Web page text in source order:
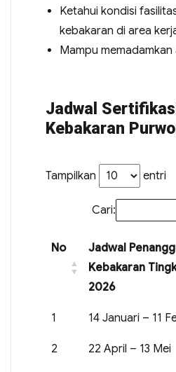
Ketahui kondisi
kebakaran di area
Mampu memadamkan
Jadwal
Kebakaran
Tampilkan entri
Cari:
No
Jadwal
Kebakaran
2026
1 14 Januari – 11
2 22 April – 13 Mei